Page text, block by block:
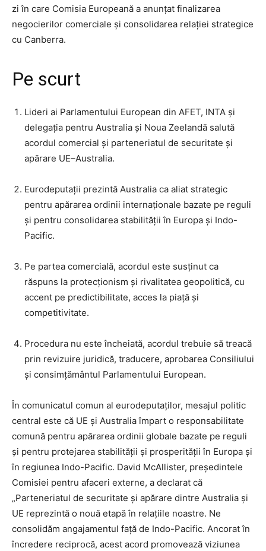
zi în care Comisia Europeană a anunțat finalizarea
negocierilor comerciale și consolidarea relației strategice
cu Canberra.
Pe scurt
Lideri ai Parlamentului European din AFET, INTA și
delegația pentru Australia și Noua Zeelandă salută
acordul comercial și parteneriatul de securitate și
apărare UE–Australia.
Eurodeputații prezintă Australia ca aliat strategic
pentru apărarea ordinii internaționale bazate pe reguli
și pentru consolidarea stabilității în Europa și Indo-
Pacific.
Pe partea comercială, acordul este susținut ca
răspuns la protecționism și rivalitatea geopolitică, cu
accent pe predictibilitate, acces la piață și
competitivitate.
Procedura nu este încheiată, acordul trebuie să treacă
prin revizuire juridică, traducere, aprobarea Consiliului
și consimțământul Parlamentului European.
În comunicatul comun al eurodeputaților, mesajul politic
central este că UE și Australia împart o responsabilitate
comună pentru apărarea ordinii globale bazate pe reguli
și pentru protejarea stabilității și prosperității în Europa și
în regiunea Indo-Pacific. David McAllister, președintele
Comisiei pentru afaceri externe, a declarat că
„Parteneriatul de securitate și apărare dintre Australia și
UE reprezintă o nouă etapă în relațiile noastre. Ne
consolidăm angajamentul față de Indo-Pacific. Ancorat în
încredere reciprocă, acest acord promovează viziunea